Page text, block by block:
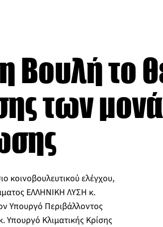
Βουλή το
των
κοινοβουλευτικού ελέγχου,
ΕΛΛΗΝΙΚΗ ΛΥΣΗ κ.
Υπουργό Περιβάλλοντος
Υπουργό Κλιματικής Κρίσης